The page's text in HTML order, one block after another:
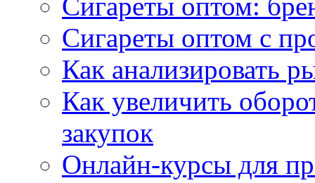
Сигареты оптом:
Сигареты оптом с
Как анализировать
Как увеличить
закупок
Онлайн-курсы для